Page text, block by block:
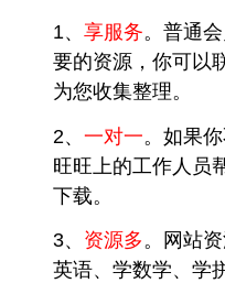
1、 享服务。 普通
要的资源，你可以
为您收集整理。
2、 一对一。 如果
旺旺上的工作人员
下载。
3、 资源多。
网站
英语、学数学、学